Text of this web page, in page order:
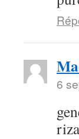
6